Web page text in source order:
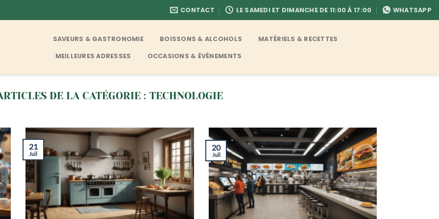
CONTACT LE SAMEDI ET DIMANCHE DE 11:00 À 17:00 WHATSAPP
SAVEURS & GASTRONOMIE BOISSONS & ALCOHOLS MATÉRIELS & RECETTES
MEILLEURES ADRESSES OCCASIONS & ÉVÉNEMENTS
TECHNOLOGIE
21
Juil
20
Juil